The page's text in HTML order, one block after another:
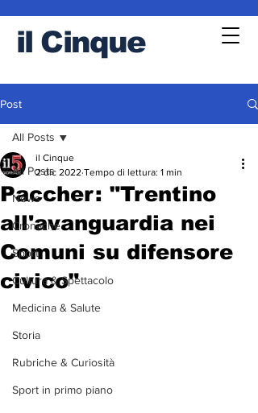
il Cinque
Post
All Posts
News
Cronache
Sport
Cultura & Spettacolo
Medicina & Salute
Storia
Rubriche & Curiosità
Sport in primo piano
All Posts
Paccher: "Trentino
all'avanguardia nei
Comuni su difensore
civico"
il Cinque
2 dic 2022 Tempo di lettura: 1 min